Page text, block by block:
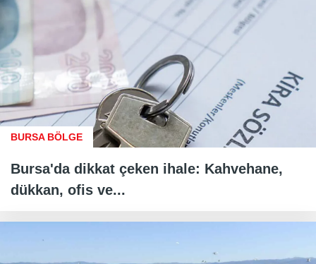
BURSA BÖLGE
Bursa'da dikkat çeken ihale: Kahvehane,
dükkan, ofis ve...